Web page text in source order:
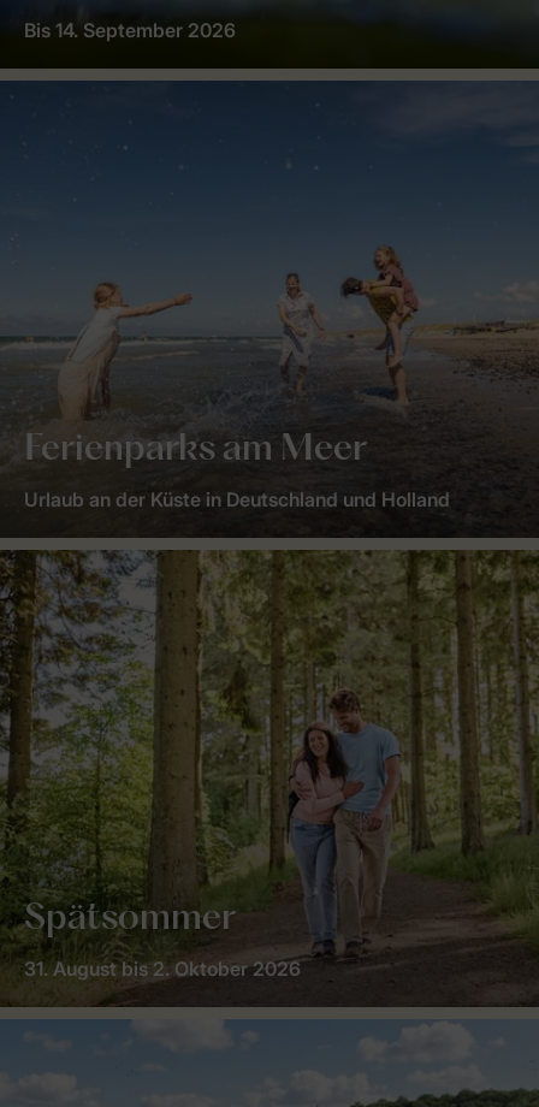
Bis 14. September 2026
Ferienparks am Meer
Urlaub an der Küste in Deutschland und Holland
Spätsommer
31. August bis 2. Oktober 2026